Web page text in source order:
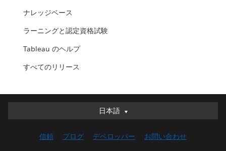
ナレッジベース
ラーニングと認定資格試験
Tableau のヘルプ
すべてのリリース
日本語
日本語
English (UK)
信頼 ブログ デベロッパー お問い合わせ